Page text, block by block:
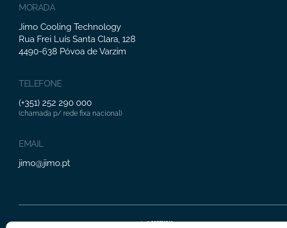
MORADA
Jimo Cooling Technology
Rua Frei Luís Santa Clara, 128
4490-638 Póvoa de Varzim
TELEFONE
(+351) 252 290 000
(chamada p/ rede fixa nacional)
EMAIL
jimo@jimo.pt